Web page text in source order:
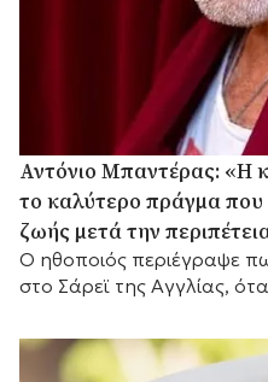
Αντόνιο Μπαντέρας: «Η
το καλύτερο πράγμα
ζωής μετά την
Ο ηθοποιός περιέγραψε πως βρισκόταν στο σπίτι του
στο Σάρεϊ της Αγγλίας,